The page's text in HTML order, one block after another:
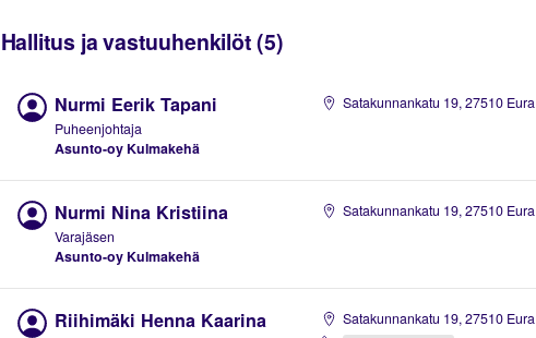
Hallitus ja vastuuhenkilöt (5)
Nurmi Eerik Tapani
Puheenjohtaja
Asunto-oy Kulmakehä
Satakunnankatu 19, 27510 Eura
Nurmi Nina Kristiina
Varajäsen
Asunto-oy Kulmakehä
Satakunnankatu 19, 27510 Eura
Riihimäki Henna Kaarina Satakunnankatu 19, 27510 Eura